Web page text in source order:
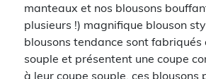
manteaux et nos blousons
plusieurs !) magnifique blouson
blousons tendance sont fabriqués
souple et présentent une coupe
à leur coupe souple, ces blousons